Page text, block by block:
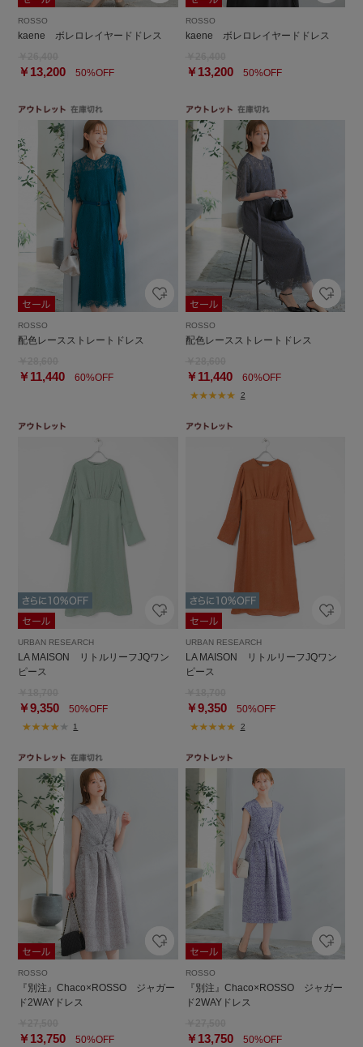
ROSSO
kaene ボレロレイヤードドレス
￥13,200 50%OFF
ROSSO
kaene ボレロレイヤードドレス
￥13,20050%OFF
ROSSO
配色レースストレートドレス
￥11,440 60%OFF
ROSSO
配色レースストレートドレス
￥11,44060%OFF
2
URBAN RESEARCH
LA MAISON リトルリーフJQワン
ピース
￥9,350 50%OFF
1
URBAN RESEARCH
LA MAISON リトルリーフJQワン
ピース
￥9,35050%OFF
2
ROSSO
『別注』Chaco×ROSSO ジャガー
ド2WAYドレス
￥13,750 50%OFF
ROSSO
『別注』Chaco×ROSSO ジャガー
ド2WAYドレス
￥13,75050%OFF